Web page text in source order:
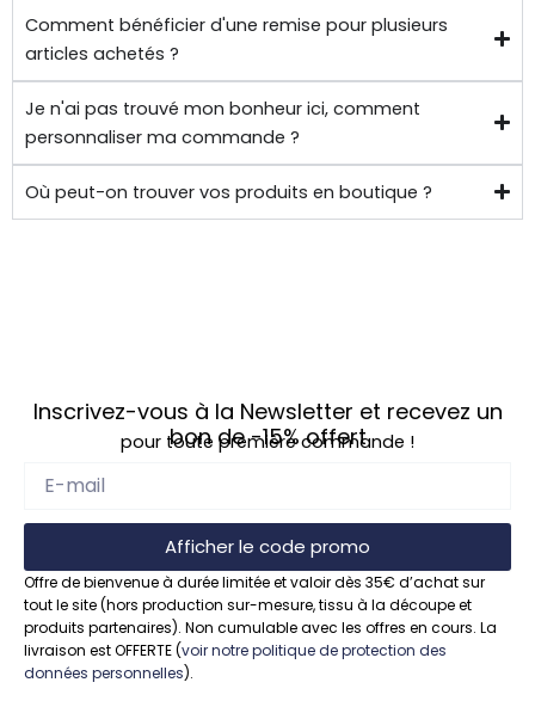
Comment bénéficier d'une remise pour plusieurs
articles achetés ?
Je n'ai pas trouvé mon bonheur ici, comment
personnaliser ma commande ?
Où peut-on trouver vos produits en boutique ?
Inscrivez-vous à la Newsletter et recevez un
bon de -15% offert
pour toute première commande !
Afficher le code promo
Offre de bienvenue à durée limitée et valoir dès 35€ d’achat sur
tout le site (hors production sur-mesure, tissu à la découpe et
produits partenaires). Non cumulable avec les offres en cours. La
livraison est OFFERTE (voir notre politique de protection des
données personnelles).